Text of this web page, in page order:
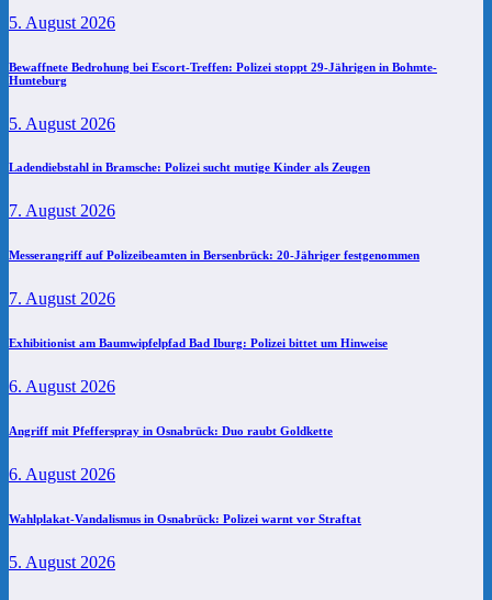
5. August 2026
Bewaffnete Bedrohung bei Escort-Treffen: Polizei stoppt 29-Jährigen in Bohmte-
Hunteburg
5. August 2026
Ladendiebstahl in Bramsche: Polizei sucht mutige Kinder als Zeugen
7. August 2026
Messerangriff auf Polizeibeamten in Bersenbrück: 20-Jähriger festgenommen
7. August 2026
Exhibitionist am Baumwipfelpfad Bad Iburg: Polizei bittet um Hinweise
6. August 2026
Angriff mit Pfefferspray in Osnabrück: Duo raubt Goldkette
6. August 2026
Wahlplakat-Vandalismus in Osnabrück: Polizei warnt vor Straftat
5. August 2026